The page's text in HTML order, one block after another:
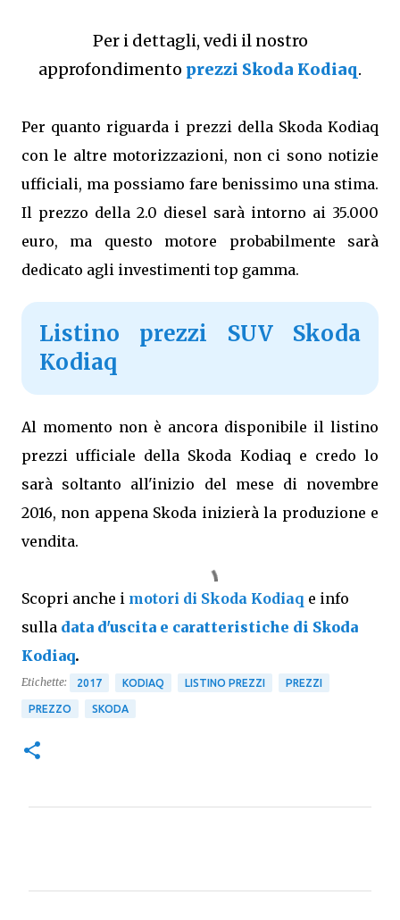
Per i dettagli, vedi il nostro
approfondimento prezzi Skoda Kodiaq.
Per quanto riguarda i prezzi della Skoda Kodiaq
con le altre motorizzazioni, non ci sono notizie
ufficiali, ma possiamo fare benissimo una stima.
Il prezzo della 2.0 diesel sarà intorno ai 35.000
euro, ma questo motore probabilmente sarà
dedicato agli investimenti top gamma.
Listino prezzi SUV Skoda
Kodiaq
Al momento non è ancora disponibile il listino
prezzi ufficiale della Skoda Kodiaq e credo lo
sarà soltanto all'inizio del mese di novembre
2016, non appena Skoda inizierà la produzione e
vendita.
Scopri anche i motori di Skoda Kodiaq e info
sulla data d'uscita e caratteristiche di Skoda
Kodiaq.
Etichette: 2017 KODIAQ LISTINO PREZZI PREZZI
PREZZO SKODA
m